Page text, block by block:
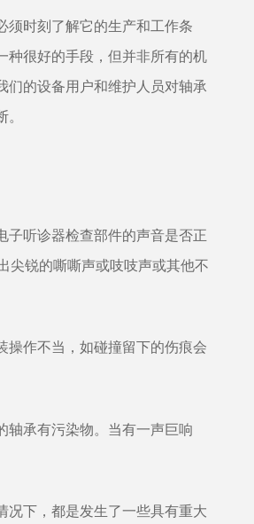
时刻了解它的生产和工作条
种很好的手段，但并非所有的机
们的设备用户和维护人员对轴承
子听诊器检查部件的声音是否正
尖锐的嘶嘶声或吱吱声或其他不
作不当，如碰撞留下的伤痕会
承有污染物。当有一声巨响
下，都是发生了一些具有重大